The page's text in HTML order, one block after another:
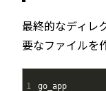
最終的なディレ
要なファイルを
1 go app